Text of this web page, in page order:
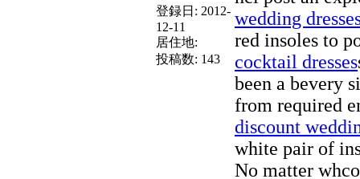
登録日: 2012-
12-11
居住地:
投稿数: 143
wedding
red insoles to
cocktail dresses
been a bevery
from required
discount
white pair of
No matter